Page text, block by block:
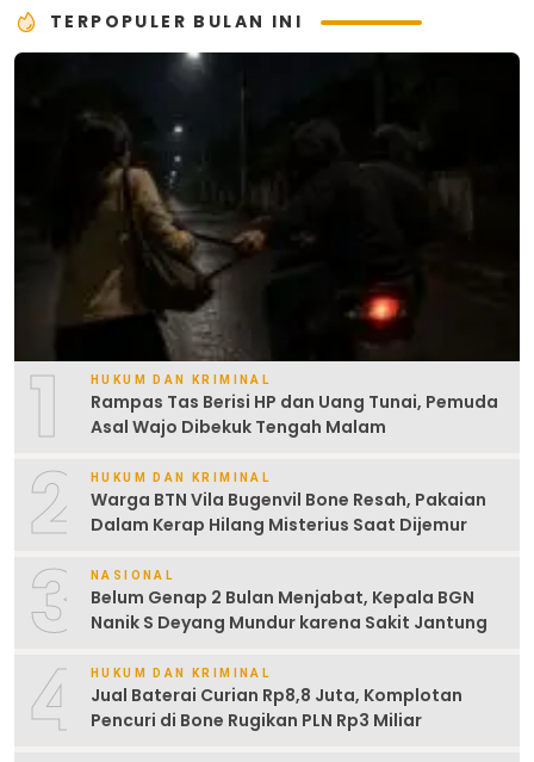
TERPOPULER BULAN INI
1 HUKUM DAN KRIMINAL
Rampas Tas Berisi HP dan Uang Tunai, Pemuda
Asal Wajo Dibekuk Tengah Malam
2 HUKUM DAN KRIMINAL
Warga BTN Vila Bugenvil Bone Resah, Pakaian
Dalam Kerap Hilang Misterius Saat Dijemur
3 NASIONAL
Belum Genap 2 Bulan Menjabat, Kepala BGN
Nanik S Deyang Mundur karena Sakit Jantung
4 HUKUM DAN KRIMINAL
Jual Baterai Curian Rp8,8 Juta, Komplotan
Pencuri di Bone Rugikan PLN Rp3 Miliar